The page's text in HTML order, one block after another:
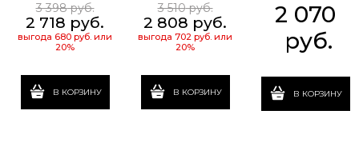
3 398 руб.
2 718 руб.
выгода 680 руб. или
20%
В КОРЗИНУ
3 510 руб.
2 808 руб.
выгода 702 руб. или
20%
В КОРЗИНУ
2 070
руб.
В КОРЗИНУ